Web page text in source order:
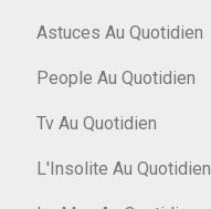
Astuces Au Quotidien
People Au Quotidien
Tv Au Quotidien
L'Insolite Au Quotidien